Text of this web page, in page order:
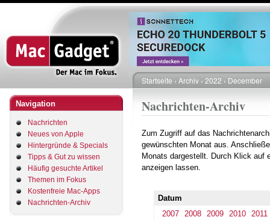
Direkt
zum
Inhalt
Navigation
Nachrichten
Neues von Apple
Hintergründe & Specials
Tipps & Gut zu wissen
Häufig gesuchte Artikel
Themen im Fokus
Kostenfreie Mac-Apps
Nachrichten-Archiv
Pfadnavigation
Startseite Archiv 2022 December
Nachrichten-Archiv
Zum Zugriff auf das
gewünschten Monat aus.
Monats dargestellt. Durch Klick auf
anzeigen lassen.
Datum
2007
2008 2009 2010
2011